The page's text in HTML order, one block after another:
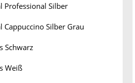
Professional Silber
Cappuccino Silber Grau
Schwarz
Weiß